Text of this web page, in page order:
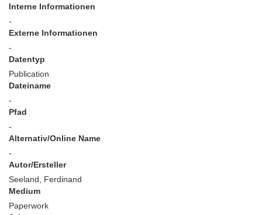
Interne Informationen
-
Externe Informationen
-
Datentyp
Publication
Dateiname
-
Pfad
-
Alternativ/Online Name
-
Autor/Ersteller
Seeland, Ferdinand
Medium
Paperwork